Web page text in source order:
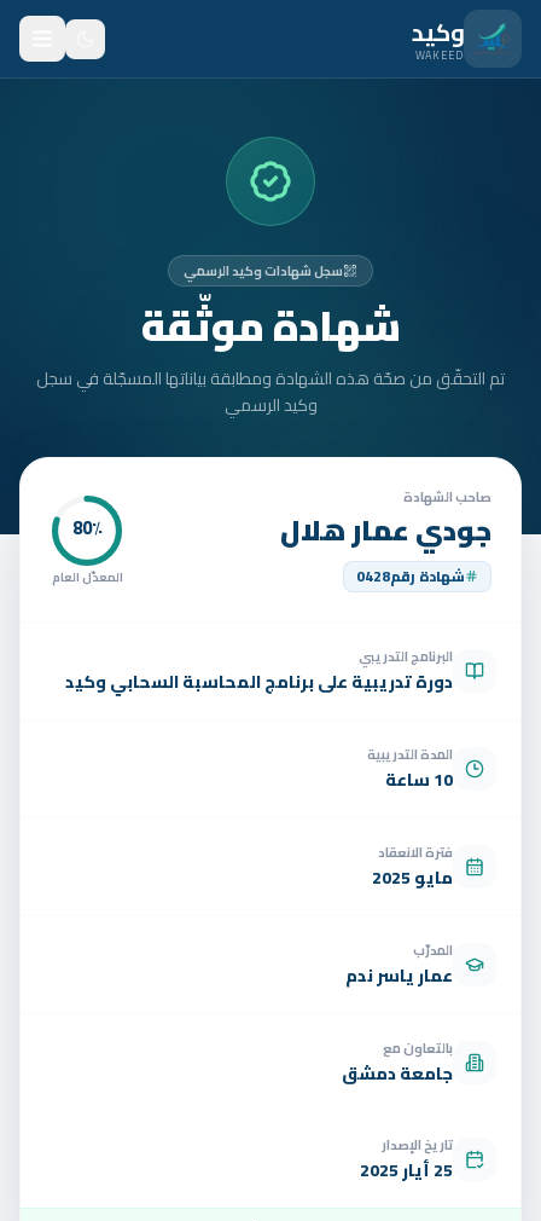
انتقل للمحتوى الرئيسي
وكيد
WAKEED
المتدربون
الأمان
تواصل
الوظائف
سجل شهادات وكيد الرسمي
شهادة موثّقة
تم التحقّق من صحّة هذه الشهادة ومطابقة بياناتها المسجّلة في سجل
وكيد الرسمي
صاحب الشهادة
جودي عمار هلال
شهادة رقم0428
80٪
المعدّل العام
البرنامج التدريبي
دورة تدريبية على برنامج المحاسبة السحابي وكيد
المدة التدريبية
10 ساعة
فترة الانعقاد
مايو 2025
المدرّب
عمار ياسر ندم
بالتعاون مع
جامعة دمشق
تاريخ الإصدار
25 أيار 2025